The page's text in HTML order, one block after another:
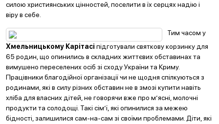
силою християнських цінностей, поселити в їх серцях надію і
віру в себе.
Тим часом у
Хмельницькому Карітасі підготували святкову корзинку для
65 родин, що опинились в складних життєвих обставинах та
вимушено переселених осіб зі сходу України та Криму.
Працівники благодійної організації чи не щодня спілкуються з
родинами, які в силу різних обставин не в змозі купити навіть
хліба для власних дітей, не говорячи вже про м’ясні, молочні
продукти та солодощі. Такі сім’ї, які опинилися за межею
бідності, залишилися сам-на-сам зі своїми проблемами. Діти, які